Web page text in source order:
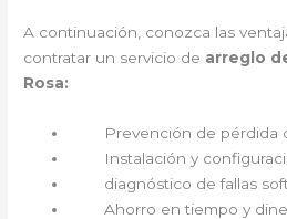
A continuación, conozca las
contratar un servicio de arreglo
Rosa:
Prevención de pérdida
Instalación y
diagnóstico de fallas
Ahorro en tiempo y